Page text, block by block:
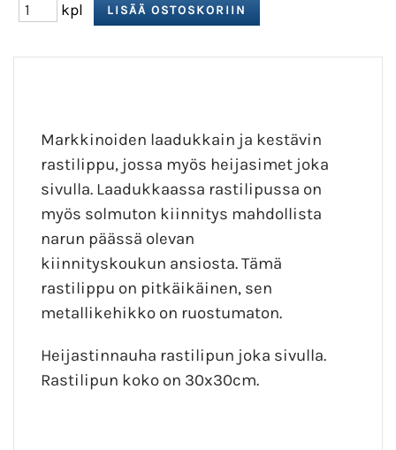
kpl
Markkinoiden laadukkain ja kestävin
rastilippu, jossa myös heijasimet joka
sivulla. Laadukkaassa rastilipussa on
myös solmuton kiinnitys mahdollista
narun päässä olevan
kiinnityskoukun ansiosta. Tämä
rastilippu on pitkäikäinen, sen
metallikehikko on ruostumaton.
Heijastinnauha rastilipun joka sivulla.
Rastilipun koko on 30x30cm.